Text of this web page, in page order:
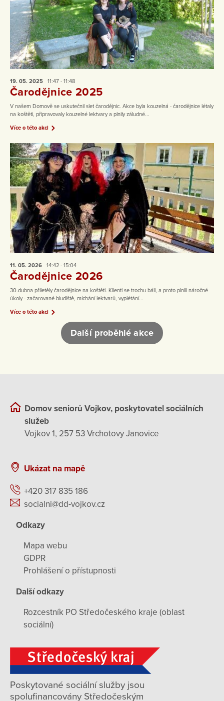
19. 05. 2025 11:47 - 11:48
Čarodějnice 2025
V našem Domově se uskutečnil slet čarodějnic. Akce byla kouzelná - čarodějnice létaly
na koštěti, připravovaly kouzelné lektvary a plnily záludné...
Více o této akci
11. 05. 2026 14:42 - 15:04
Čarodějnice 2026
30.dubna přiletěly čarodějnice na koštěti. Klienti se trochu báli, a proto plnili náročné
úkoly - začarované bludiště, míchání lektvarů, vyplétání...
Více o této akci
Další proběhlé akce
Domov seniorů Vojkov, poskytovatel sociálních
služeb
Vojkov 1, 257 53 Vrchotovy Janovice
Ukázat na mapě
+420 317 835 186
socialni@dd-vojkov.cz
Odkazy
Mapa webu
GDPR
Prohlášení o přístupnosti
Další odkazy
Rozcestník PO Středočeského kraje (oblast
sociální)
Poskytované sociální služby jsou
spolufinancovány Středočeským